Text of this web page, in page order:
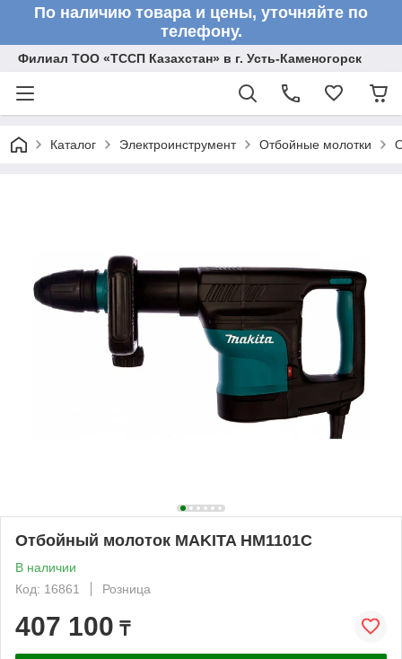
По наличию товара и цены, уточняйте по
телефону.
Филиал ТОО «ТССП Казахстан» в г. Усть-Каменогорск
Каталог Электроинструмент Отбойные молотки
Отбойный молоток MAKITA HM1101C
В наличии
Код: 16861
Розница
407 100 ₸